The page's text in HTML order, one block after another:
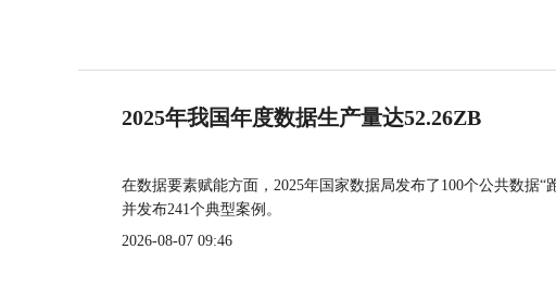
2025年我国年度数据生产量达52.26ZB
在数据要素赋能方面，2025年国家数据局发布了100个公共数据
并发布241个典型案例。
2026-08-07 09:46